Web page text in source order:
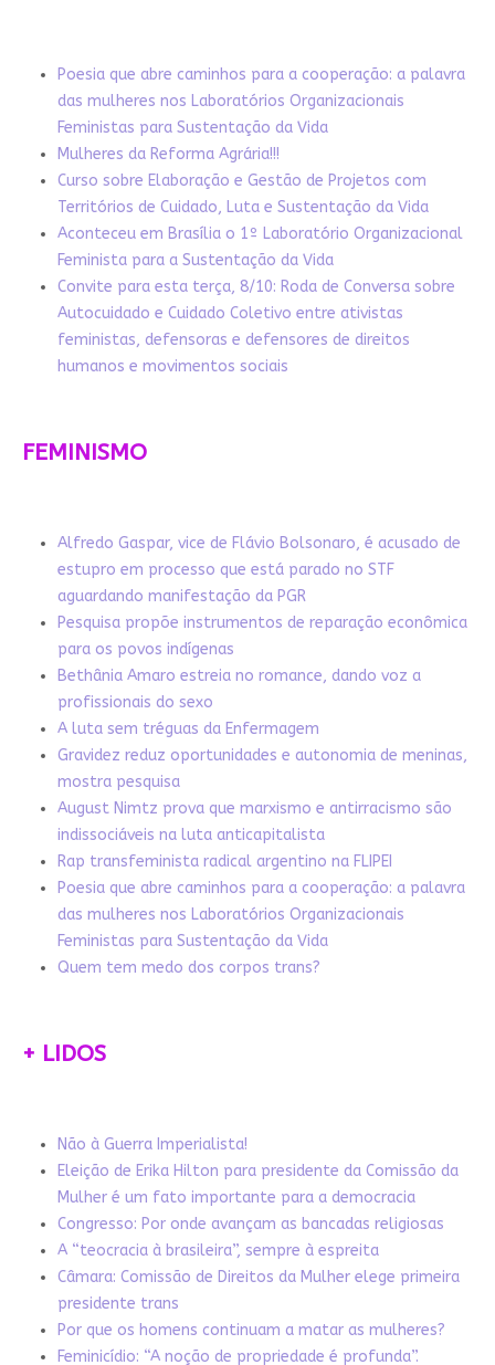
Poesia que abre caminhos para a cooperação: a palavra
das mulheres nos Laboratórios Organizacionais
Feministas para Sustentação da Vida
Mulheres da Reforma Agrária!!!
Curso sobre Elaboração e Gestão de Projetos com
Territórios de Cuidado, Luta e Sustentação da Vida
Aconteceu em Brasília o 1º Laboratório Organizacional
Feminista para a Sustentação da Vida
Convite para esta terça, 8/10: Roda de Conversa sobre
Autocuidado e Cuidado Coletivo entre ativistas
feministas, defensoras e defensores de direitos
humanos e movimentos sociais
FEMINISMO
Alfredo Gaspar, vice de Flávio Bolsonaro, é acusado de
estupro em processo que está parado no STF
aguardando manifestação da PGR
Pesquisa propõe instrumentos de reparação econômica
para os povos indígenas
Bethânia Amaro estreia no romance, dando voz a
profissionais do sexo
A luta sem tréguas da Enfermagem
Gravidez reduz oportunidades e autonomia de meninas,
mostra pesquisa
August Nimtz prova que marxismo e antirracismo são
indissociáveis na luta anticapitalista
Rap transfeminista radical argentino na FLIPEI
Poesia que abre caminhos para a cooperação: a palavra
das mulheres nos Laboratórios Organizacionais
Feministas para Sustentação da Vida
Quem tem medo dos corpos trans?
+ LIDOS
Não à Guerra Imperialista!
Eleição de Erika Hilton para presidente da Comissão da
Mulher é um fato importante para a democracia
Congresso: Por onde avançam as bancadas religiosas
A “teocracia à brasileira”, sempre à espreita
Câmara: Comissão de Direitos da Mulher elege primeira
presidente trans
Por que os homens continuam a matar as mulheres?
Feminicídio: “A noção de propriedade é profunda”.